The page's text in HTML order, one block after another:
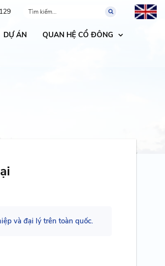
DỰ ÁN
QUAN HỆ CỔ ĐÔNG
và đại lý trên toàn quốc.